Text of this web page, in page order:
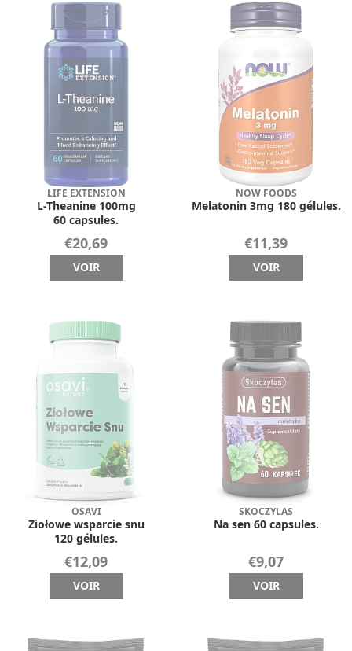
LIFE EXTENSION
L-Theanine 100mg
60 capsules.
€20,69
VOIR
NOW FOODS
Melatonin 3mg 180 gélules.
€11,39
VOIR
OSAVI
Ziołowe wsparcie snu
120 gélules.
€12,09
VOIR
SKOCZYLAS
Na sen 60 capsules.
€9,07
VOIR